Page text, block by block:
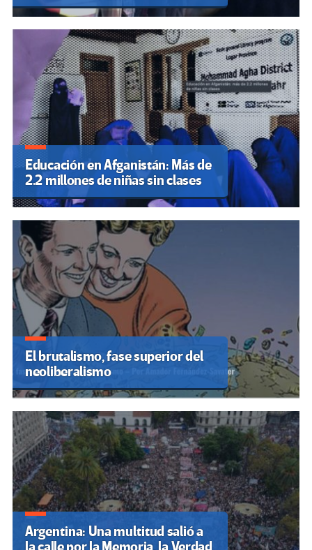
Educación en Afganistán: Más de
2.2 millones de niñas sin clases
El brutalismo, fase superior del
neoliberalismo
Argentina: Una multitud salió a